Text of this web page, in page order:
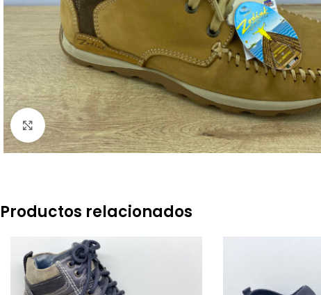
Click to enlarge
Productos relacionados